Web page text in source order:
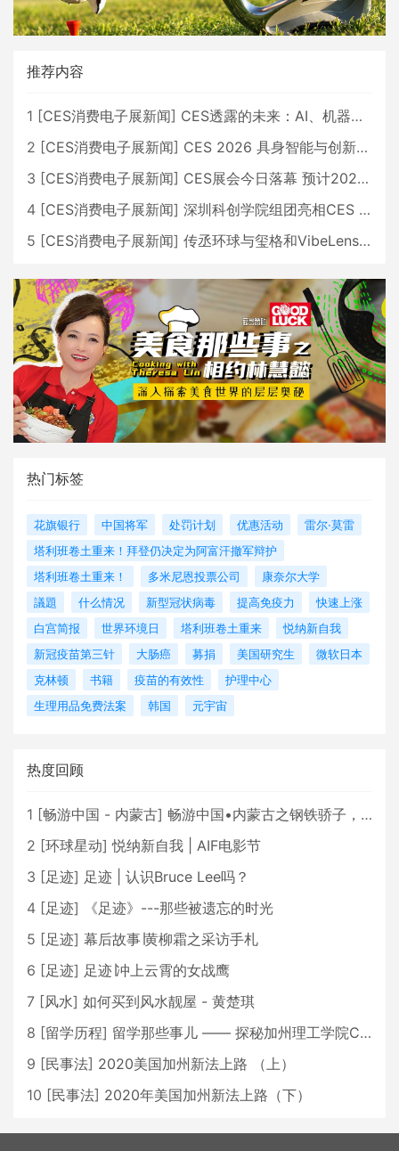
推荐内容
1 [CES消费电子展新闻] CES透露的未来：AI、机器人与智能生活大爆发
2 [CES消费电子展新闻] CES 2026 具身智能与创新领域 中国公司大放异彩
3 [CES消费电子展新闻] CES展会今日落幕 预计2026行业收入将超五千亿美元
4 [CES消费电子展新闻] 深圳科创学院组团亮相CES 广受好评
5 [CES消费电子展新闻] 传丞环球与玺格和VibeLens共同推出全新耳机
热门标签
花旗银行 中国将军 处罚计划 优惠活动
雷尔·莫雷
塔利班卷土重来！拜登仍决定为阿富汗撤军辩护
塔利班卷土重来！
多米尼恩投票公司
康奈尔大学
議題
什么情况 新型冠状病毒 提高免疫力
快速上涨
白宫简报
世界环境日 塔利班卷土重来
悦纳新自我
新冠疫苗第三针
大肠癌 募捐 美国研究生
微软日本
克林顿
书籍 疫苗的有效性
护理中心
生理用品免费法案
韩国 元宇宙
热度回顾
1 [畅游中国 - 内蒙古] 畅游中国•内蒙古之钢铁骄子，魅力包头
2 [环球星动] 悦纳新自我 | AIF电影节
3 [足迹] 足迹 | 认识Bruce Lee吗？
4 [足迹]
《足迹》---那些被遗忘的时光
5 [足迹] 幕后故事∣黄柳霜之采访手札
6 [足迹] 足迹∣冲上云霄的女战鹰
7 [风水] 如何买到风水靓屋 - 黄楚琪
8 [留学历程] 留学那些事儿 —— 探秘加州理工学院Caltech博士生活 [上集]
9 [民事法] 2020美国加州新法上路 （上）
10 [民事法] 2020年美国加州新法上路（下）